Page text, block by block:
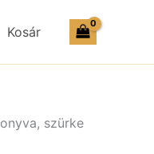
Kosár
szürke